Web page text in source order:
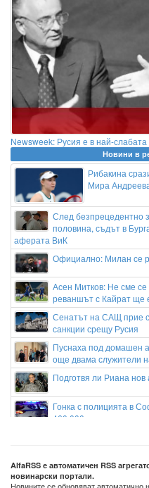
Newsweek: Русия е в най-слабата
Новини в
Рибакина
Мира
След безпрецедентно
половина, съдът в
аферата ВиК
Официално: Милан се
Асен Митков: Не сме
реваншът с Кайрат ще
Сенатът на САЩ прие с
санкции срещу Русия
Пуснаха под домашен
още двама служители
Подготвя ли Риана нов
Гонка с полицията в
460 000 евро
Сенатът на САЩ прие нови
AlfaRSS е автоматичен RSS
новинарски портали.
Новините се обновяват автоматично